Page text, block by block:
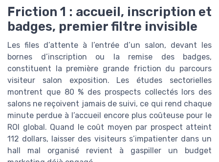
Friction 1 : accueil, inscription et
badges, premier filtre invisible
Les files d’attente à l’entrée d’un salon, devant les
bornes d’inscription ou la remise des badges,
constituent la première grande friction du parcours
visiteur salon exposition. Les études sectorielles
montrent que 80 % des prospects collectés lors des
salons ne reçoivent jamais de suivi, ce qui rend chaque
minute perdue à l’accueil encore plus coûteuse pour le
ROI global. Quand le coût moyen par prospect atteint
112 dollars, laisser des visiteurs s’impatienter dans un
hall mal organisé revient à gaspiller un budget